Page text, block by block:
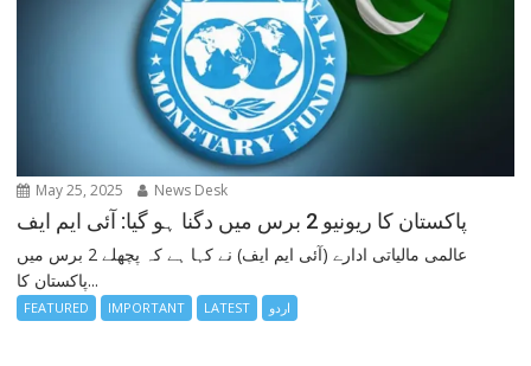
May 25, 2025 News Desk
پاکستان کا ریونیو 2 برس میں دگنا ہو گیا: آئی ایم ایف
عالمی مالیاتی ادارے (آئی ایم ایف) نے کہا ہے کہ پچھلے 2 برس میں
پاکستان کا...
FEATURED IMPORTANT LATEST اردو